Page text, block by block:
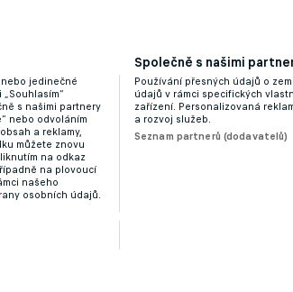
jedinečné
s našimi partnery
nebo odvoláním
a reklamy,
můžete znovu
na odkaz
na plovoucí
našeho
osobních údajů.
Společně s našimi
Používání přesných údajů o
údajů v rámci specifických
zařízení. Personalizovaná
a rozvoj služeb.
Seznam partnerů (dodavatelů)